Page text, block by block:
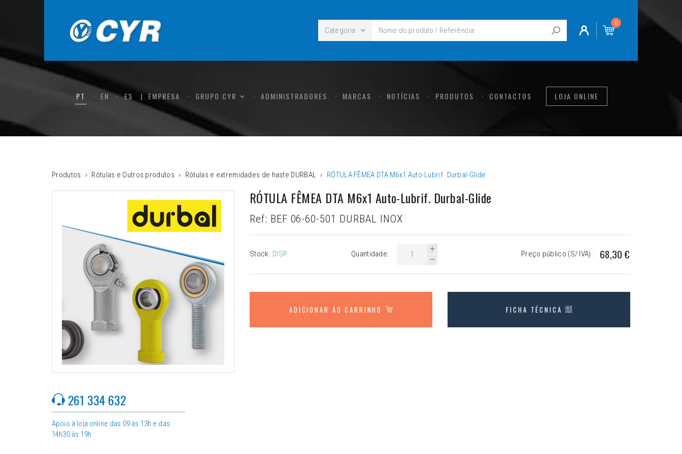
Categoria
0
PT EN ES EMPRESA GRUPO CYR ADMINISTRADORES MARCAS NOTÍCIAS PRODUTOS CONTACTOS LOJA ONLINE
Produtos Rótulas e Outros produtos Rótulas e extremidades de haste DURBAL RÓTULA FÊMEA DTA M6x1 Auto-Lubrif. Durbal-Glide
RÓTULA FÊMEA DTA M6x1 Auto-Lubrif. Durbal-Glide
Ref: BEF 06-60-501 DURBAL INOX
261 334 632
Apoio à loja online das 09 às 13h e das
14h30 às 19h
Stock: DISP. Quantidade: Preço público (S/ IVA) : 68,30 €
ADICIONAR AO CARRINHO FICHA TÉCNICA